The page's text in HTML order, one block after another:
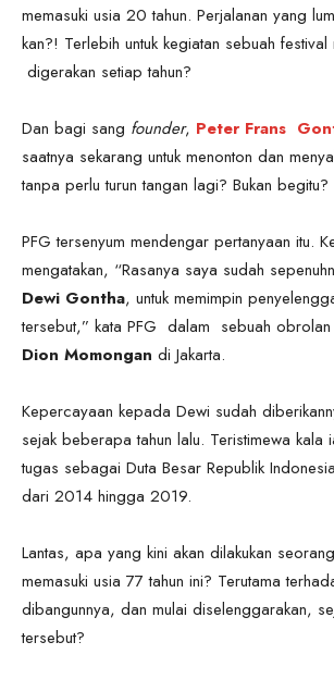
memasuki usia 20 tahun. Perjalanan yang
kan?! Terlebih untuk kegiatan sebuah festival
digerakan setiap tahun?
Dan bagi sang founder, Peter Frans
saatnya sekarang untuk menonton dan
tanpa perlu turun tangan lagi? Bukan begitu?
PFG tersenyum mendengar pertanyaan itu.
mengatakan, “Rasanya saya sudah
Dewi Gontha, untuk memimpin
tersebut,” kata PFG dalam sebuah
Dion Momongan di Jakarta.
Kepercayaan kepada Dewi sudah
sejak beberapa tahun lalu. Teristimewa kala
tugas sebagai Duta Besar Republik
dari 2014 hingga 2019.
Lantas, apa yang kini akan dilakukan
memasuki usia 77 tahun ini? Terutama
dibangunnya, dan mulai diselenggarakan,
tersebut?